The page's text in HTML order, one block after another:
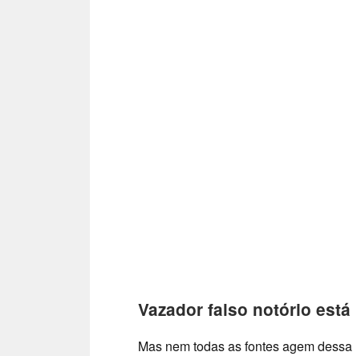
Vazador falso notório
Mas nem todas as fontes agem